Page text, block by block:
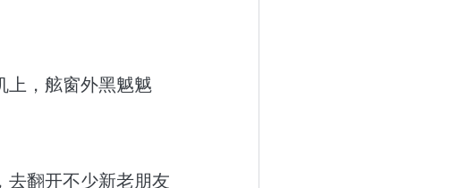
上，舷窗外黑魆魆
去翻开不少新老朋友